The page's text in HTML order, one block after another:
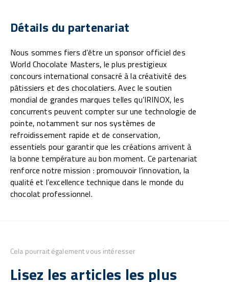
Détails du partenariat
Nous sommes fiers d’être un sponsor officiel des
World Chocolate Masters, le plus prestigieux
concours international consacré à la créativité des
pâtissiers et des chocolatiers. Avec le soutien
mondial de grandes marques telles qu’IRINOX, les
concurrents peuvent compter sur une technologie de
pointe, notamment sur nos systèmes de
refroidissement rapide et de conservation,
essentiels pour garantir que les créations arrivent à
la bonne température au bon moment. Ce partenariat
renforce notre mission : promouvoir l’innovation, la
qualité et l’excellence technique dans le monde du
chocolat professionnel.
Cela pourrait également vous intéresser
Lisez les articles les plus